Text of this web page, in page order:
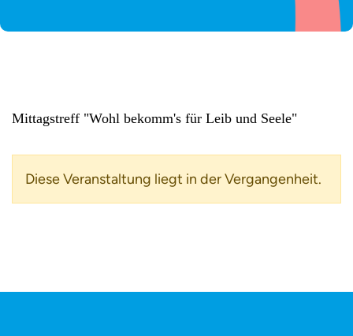
Mittagstreff "Wohl bekomm's für Leib und Seele"
Diese Veranstaltung liegt in der Vergangenheit.